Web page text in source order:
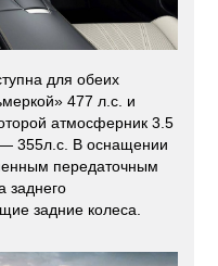
для обеих
477 л.с. и
атмосферник 3.5
355л.с. В оснащении
передаточным
заднего
задние колеса.